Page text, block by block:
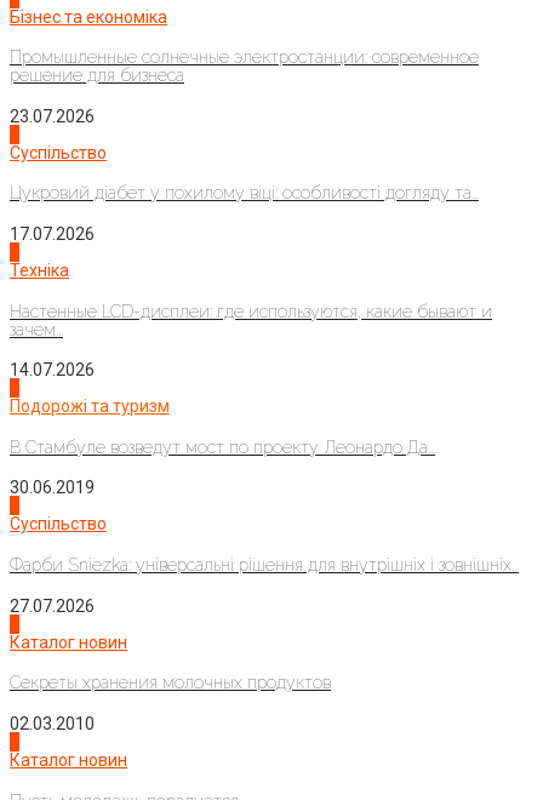
Бізнес та економіка
Промышленные солнечные электростанции: современное
решение для бизнеса
23.07.2026
Суспільство
Цукровий діабет у похилому віці: особливості догляду та...
17.07.2026
Техніка
Настенные LCD-дисплеи: где используются, какие бывают и
зачем...
14.07.2026
Подорожі та туризм
В Стамбуле возведут мост по проекту Леонардо Да...
30.06.2019
Суспільство
Фарби Sniezka: універсальні рішення для внутрішніх і зовнішніх...
27.07.2026
Каталог новин
Секреты хранения молочных продуктов
02.03.2010
Каталог новин